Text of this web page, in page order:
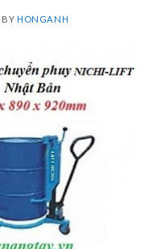
BYHONGANH